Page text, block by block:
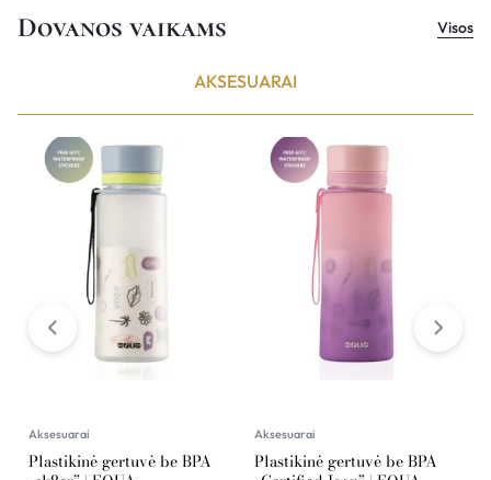
Dovanos vaikams Visos
AKSESUARAI
Aksesuarai
Plastikinė gertuvė be BPA
Aksesuarai
Plastikinė gertuvė be BPA